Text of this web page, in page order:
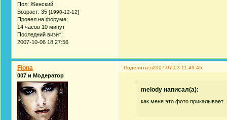
Пол: Женский
Возраст: 35 [1990-12-12]
Провел на форуме:
14 часов 10 минут
Последний визит:
2007-10-06 18:27:56
Поделиться2007-07-03 11:49:45
Fiona
007 и Модератор
melody написал(а):
как меня это фото прикалывает...